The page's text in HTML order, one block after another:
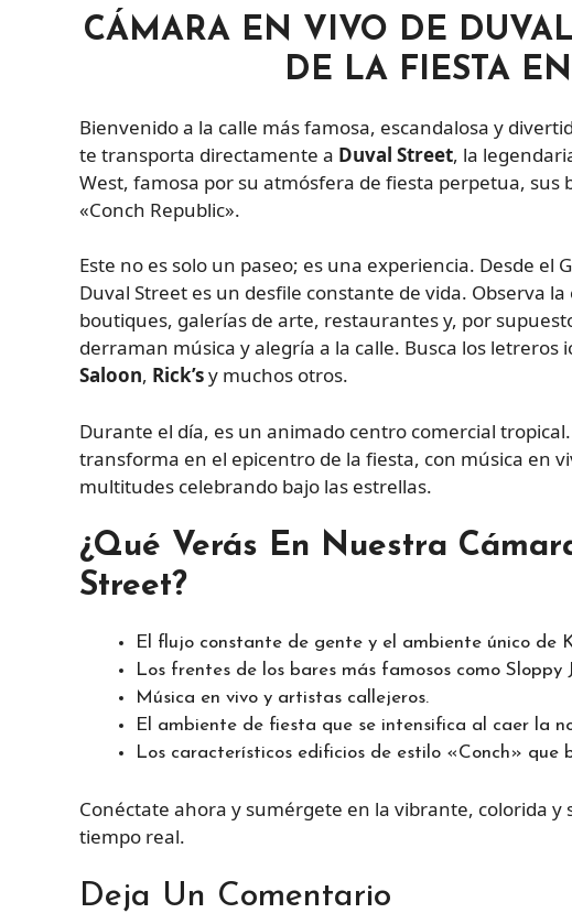
CÁMARA EN VIVO DE
DE LA FIESTA
Bienvenido a la calle más famosa, escandalosa y
te transporta directamente a Duval Street, la
West, famosa por su atmósfera de fiesta perpetua, sus
«Conch Republic».
Este no es solo un paseo; es una experiencia. Desde el
Duval Street es un desfile constante de vida. Observa
boutiques, galerías de arte, restaurantes y, por
derraman música y alegría a la calle. Busca los letreros
Saloon, Rick’sy muchos otros.
Durante el día, es un animado centro comercial
transforma en el epicentro de la fiesta, con música en
multitudes celebrando bajo las estrellas.
¿Qué Verás En Nuestra
Street?
El flujo constante de gente y el ambiente único de
Los frentes de los bares más famosos como Sloppy
Música en vivo y artistas callejeros.
El ambiente de fiesta que se intensifica al caer la
Los característicos edificios de estilo «Conch» que
Conéctate ahora y sumérgete en la vibrante, colorida
tiempo real.
Deja Un Comentario